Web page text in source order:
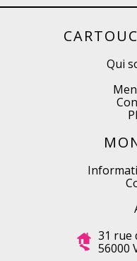
Qui
31 rue
56000